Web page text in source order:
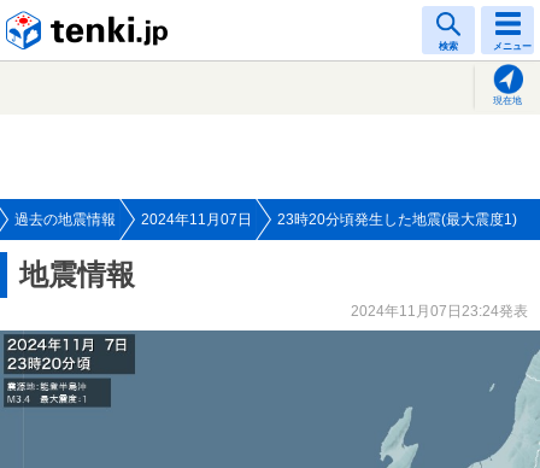
検索 メニュー
現在地
過去の地震情報 2024年11月07日 23時20分頃発生した地震(最大震度1)
地震情報
2024年11月07日23:24発表